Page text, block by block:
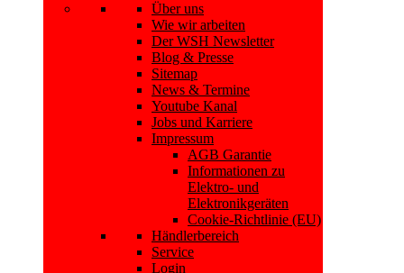
Über uns
Wie wir arbeiten
Der WSH Newsletter
Blog & Presse
Sitemap
News & Termine
Youtube Kanal
Jobs und Karriere
Impressum
AGB Garantie
Informationen zu
Elektro- und
Elektronikgeräten
Cookie-Richtlinie (EU)
Händlerbereich
Service
Login